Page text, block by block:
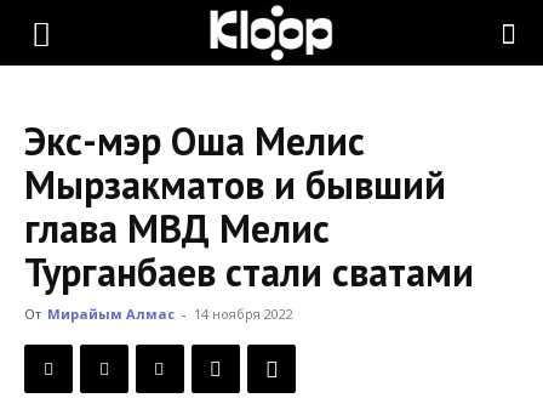
KLOOP.KG
Новости
Кыргызстана
Экс-мэр Оша Мелис
Мырзакматов и бывший
глава МВД Мелис
Турганбаев стали сватами
От Мирайым Алмас - 14 ноября 2022